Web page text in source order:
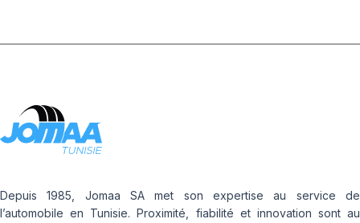
Depuis 1985, Jomaa SA met son expertise au service de
l’automobile en Tunisie. Proximité, fiabilité et innovation sont au